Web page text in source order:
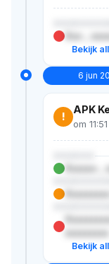
Xxx-,
Bekijk
6 jun
!
APK
om 11:51
Xxxxxx-,
Bekijk